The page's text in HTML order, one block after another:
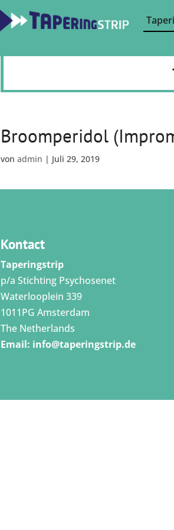
Broomperidol
vonadmin | Juli 29, 2019
Kontact
Taperingstrip
p/a Stichting Psychosenet
Waterlooplein 339
1011PG Amsterdam
The Netherlands
Email: info@taperingstrip.de